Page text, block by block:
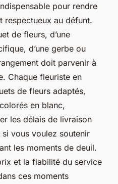
pour rendre
respectueux au défunt.
de fleurs, d’une
d’une gerbe ou
doit parvenir à
Chaque fleuriste en
de fleurs adaptés,
en blanc,
les délais de livraison
vous voulez soutenir
les moments de deuil.
et la fiabilité du service
ces moments